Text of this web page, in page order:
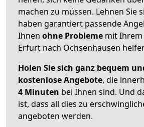
machen zu müssen. Lehnen Sie
haben garantiert passende
Ihnen ohne Probleme mit
Erfurt nach Ochsenhausen
Holen Sie sich ganz bequem
kostenlose Angebote, die
4 Minuten bei Ihnen sind. Und
ist, dass all dies zu
angeboten werden.